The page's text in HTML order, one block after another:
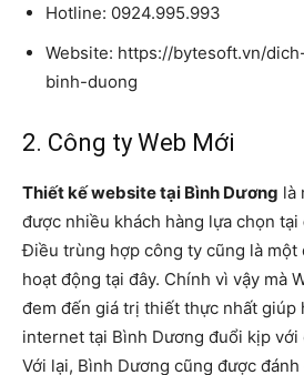
Hotline: 0924.995.993
Website: https://bytesoft.vn/
binh-duong
2. Công ty Web Mới
Thiết kế website tại Bình Dương là
được nhiều khách hàng lựa chọn tại
Điều trùng hợp công ty cũng là một
hoạt động tại đây. Chính vì vậy mà
đem đến giá trị thiết thực nhất giúp
internet tại Bình Dương đuổi kịp với
Với lại, Bình Dương cũng được